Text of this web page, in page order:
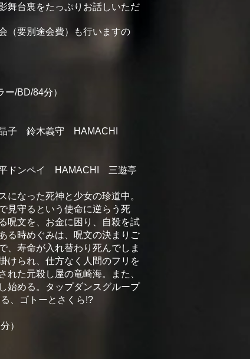
舞台裏をたっぷりお話しいただ
（要別途会費）も行いますの
ー/BD/84分）
子 鈴木義守 HAMACHI
ドンペイ HAMACHI 三遊亭
になった死神と少女の珍道中。
見守るという使命に逆らう死
呪文を、お金に困り、自殺を試
る時めぐみは、呪文の決まりご
、寿命が入れ替わり死んでしま
けられ、仕方なく人間のフリを
れた元殺し屋の⻯崎海。また、
始める。タップダンスグループ
、ゴトーとさくら!?
）